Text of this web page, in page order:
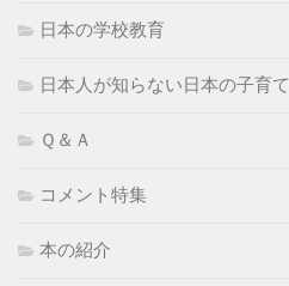
日本の学校教育
日本人が知らない日本の子育て
Ｑ＆Ａ
コメント特集
本の紹介